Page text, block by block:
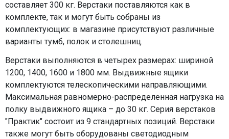
составляет 300 кг. Верстаки поставляются как в
комплекте, так и могут быть собраны из
комплектующих: в магазине присутствуют различные
варианты тумб, полок и столешниц.
Верстаки выполняются в четырех размерах: шириной
1200, 1400, 1600 и 1800 мм. Выдвижные ящики
комплектуются телескопическими направляющими.
Максимальная равномерно-распределенная нагрузка на
полку выдвижного ящика – до 30 кг. Серия верстаков
"Практик" состоит из 9 стандартных позиций. Верстаки
также могут быть оборудованы светодиодным